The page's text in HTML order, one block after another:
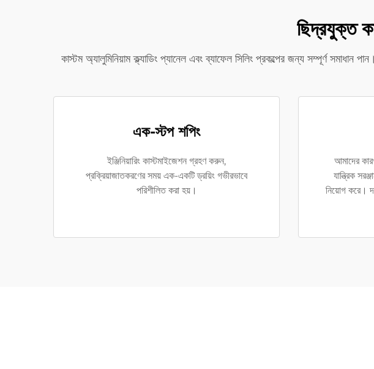
ছিদ্রযুক্ত
কাস্টম অ্যালুমিনিয়াম ক্ল্যাডিং প্যানেল এবং ব্যাফেল সিলিং প্রকল্পের জন্য সম্পূর্ণ সমাধান
এক-স্টপ শপিং
ইঞ্জিনিয়ারিং কাস্টমাইজেশন গ্রহণ করুন,
প্রক্রিয়াজাতকরণের সময় এক-একটি ড্রয়িং গভীরভাবে
পরিশীলিত করা হয়।
আমাদের
যান্ত্রিক
নিয়োগ করে।